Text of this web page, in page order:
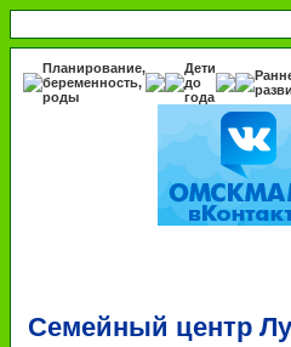
Планирование,
беременность,
роды
Дети
до
года
Семейный центр